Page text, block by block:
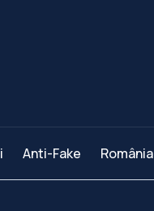
Anti-Fake România